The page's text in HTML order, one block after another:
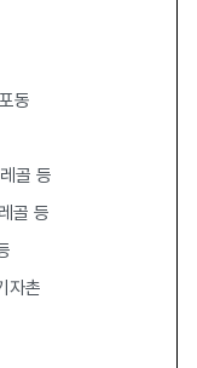
동
골 등
골 등
자촌